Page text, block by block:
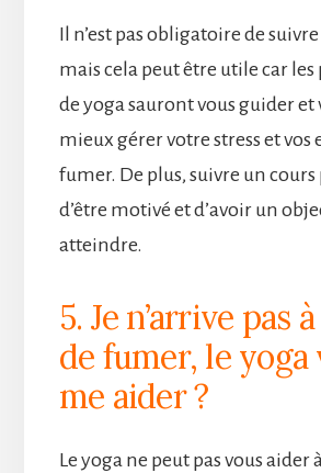
Il n’est pas obligatoire de
mais cela peut être utile car les
de yoga sauront vous guider et
mieux gérer votre stress et vos
fumer. De plus, suivre un
d’être motivé et d’avoir un
atteindre.
5. Je n’arrive pas
de fumer, le
me aider ?
Le yoga ne peut pas vous aider